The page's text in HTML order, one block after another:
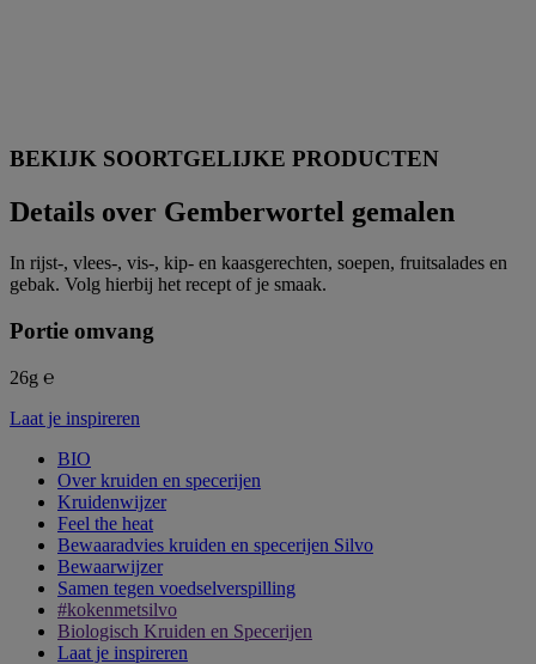
BEKIJK SOORTGELIJKE PRODUCTEN
Details over Gemberwortel gemalen
In rijst-, vlees-, vis-, kip- en kaasgerechten, soepen, fruitsalades en
gebak. Volg hierbij het recept of je smaak.
Portie omvang
26g ℮
Laat je inspireren
BIO
Over kruiden en specerijen
Kruidenwijzer
Feel the heat
Bewaaradvies kruiden en specerijen Silvo
Bewaarwijzer
Samen tegen voedselverspilling
#kokenmetsilvo
Biologisch Kruiden en Specerijen
Laat je inspireren